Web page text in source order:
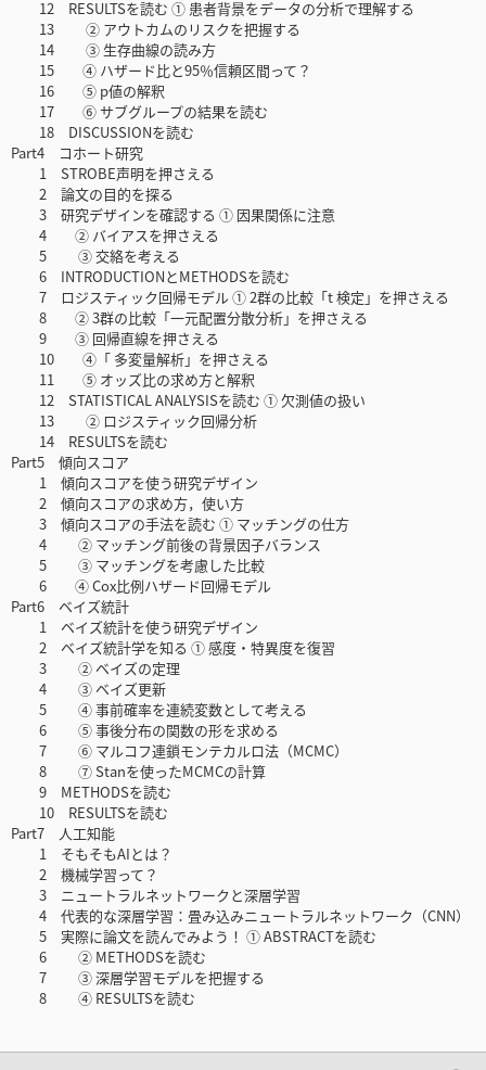
12 RESULTSを読む ① 患者背景をデータの分析で理解する
13 ② アウトカムのリスクを把握する
14 ③ 生存曲線の読み方
15 ④ ハザード比と95％信頼区間って？
16 ⑤ p値の解釈
17 ⑥ サブグループの結果を読む
18 DISCUSSIONを読む
Part4 コホート研究
1 STROBE声明を押さえる
2 論文の目的を探る
3 研究デザインを確認する ① 因果関係に注意
4 ② バイアスを押さえる
5 ③ 交絡を考える
6 INTRODUCTIONとMETHODSを読む
7 ロジスティック回帰モデル ① 2群の比較「t 検定」を押さえる
8 ② 3群の比較「一元配置分散分析」を押さえる
9 ③ 回帰直線を押さえる
10 ④「 多変量解析」を押さえる
11 ⑤ オッズ比の求め方と解釈
12 STATISTICAL ANALYSISを読む ① 欠測値の扱い
13 ② ロジスティック回帰分析
14 RESULTSを読む
Part5 傾向スコア
1 傾向スコアを使う研究デザイン
2 傾向スコアの求め方，使い方
3 傾向スコアの手法を読む ① マッチングの仕方
4 ② マッチング前後の背景因子バランス
5 ③ マッチングを考慮した比較
6 ④ Cox比例ハザード回帰モデル
Part6 ベイズ統計
1 ベイズ統計を使う研究デザイン
2 ベイズ統計学を知る ① 感度・特異度を復習
3 ② ベイズの定理
4 ③ ベイズ更新
5 ④ 事前確率を連続変数として考える
6 ⑤ 事後分布の関数の形を求める
7 ⑥ マルコフ連鎖モンテカルロ法（MCMC）
8 ⑦ Stanを使ったMCMCの計算
9 METHODSを読む
10 RESULTSを読む
Part7 人工知能
1 そもそもAIとは？
2 機械学習って？
3 ニュートラルネットワークと深層学習
4 代表的な深層学習：畳み込みニュートラルネットワーク（CNN）
5 実際に論文を読んでみよう！ ① ABSTRACTを読む
6 ② METHODSを読む
7 ③ 深層学習モデルを把握する
8 ④ RESULTSを読む